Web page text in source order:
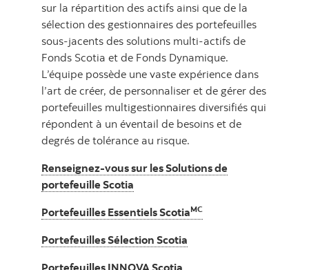
sur la répartition des actifs ainsi que de la
sélection des gestionnaires des portefeuilles
sous-jacents des solutions multi-actifs de
Fonds Scotia et de Fonds Dynamique.
L’équipe possède une vaste expérience dans
l’art de créer, de personnaliser et de gérer des
portefeuilles multigestionnaires diversifiés qui
répondent à un éventail de besoins et de
degrés de tolérance au risque.
Renseignez-vous sur les Solutions de
portefeuille Scotia
Portefeuilles Essentiels ScotiaMC
Portefeuilles Sélection Scotia
Portefeuilles INNOVA Scotia